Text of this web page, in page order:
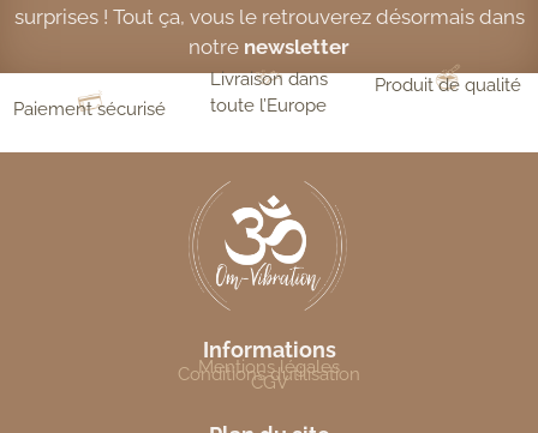
surprises ! Tout ça, vous le retrouverez désormais dans
notre newsletter
Paiement sécurisé
Livraison dans
toute l’Europe
Produit de qualité
Informations
Mentions légales
Conditions d’utilisation
CGV